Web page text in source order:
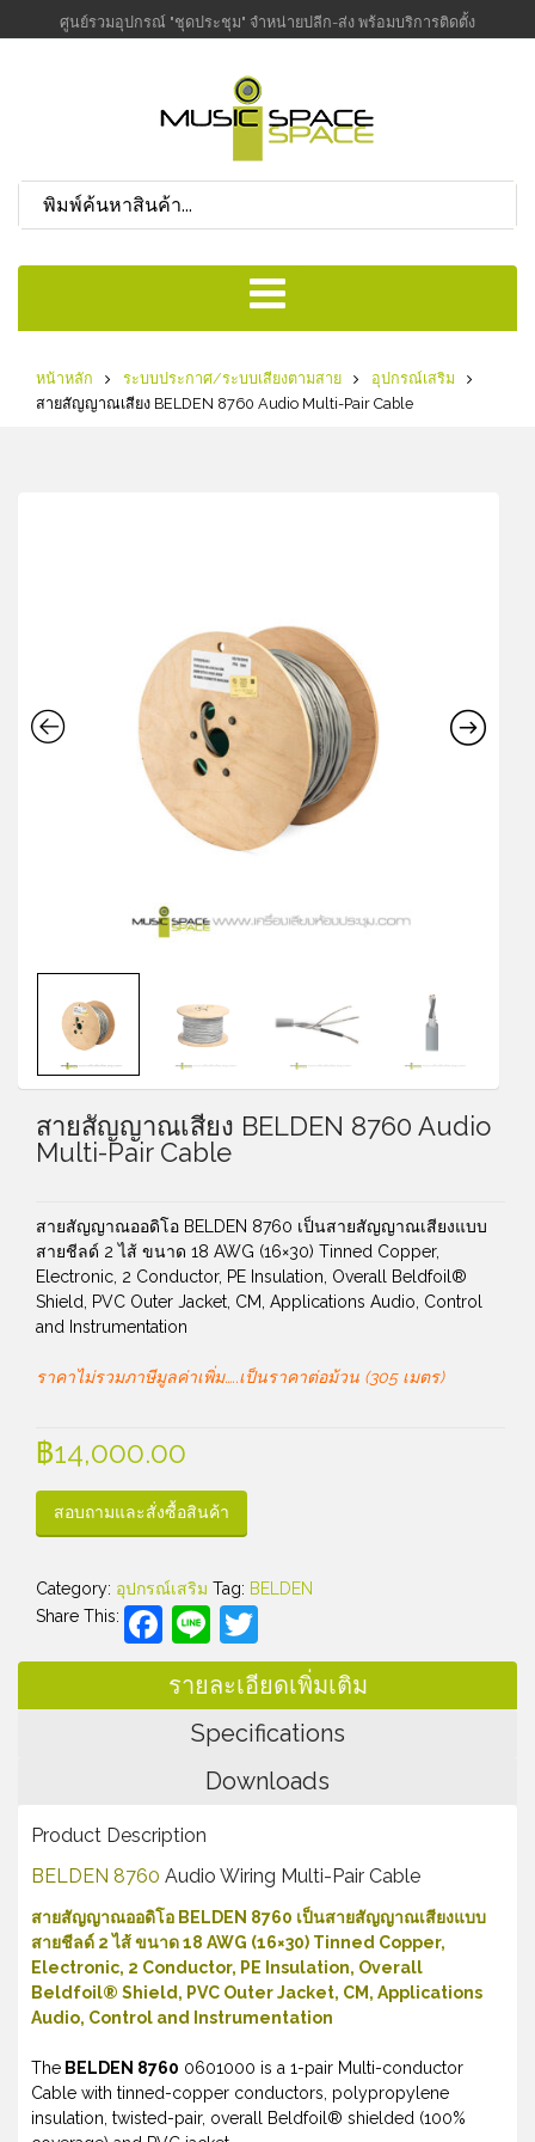
ศูนย์รวมอุปกรณ์ "ชุดประชุม" จำหน่ายปลีก-ส่ง พร้อมบริการติดตั้ง
หน้าหลัก ระบบประกาศ/ระบบเสียงตามสาย
อุปกรณ์เสริม
สายสัญญาณเสียง BELDEN 8760 Audio Multi-Pair Cable
สายสัญญาณเสียง BELDEN 8760 Audio
Multi-Pair Cable
สายสัญญาณออดิโอ BELDEN 8760 เป็นสายสัญญาณเสียงแบบ
สายชีลด์ 2 ไส้ ขนาด 18 AWG (16×30) Tinned Copper,
Electronic, 2 Conductor, PE Insulation, Overall Beldfoil®
Shield, PVC Outer Jacket, CM, Applications Audio, Control
and Instrumentation
ราคาไม่รวมภาษีมูลค่าเพิ่ม…..เป็นราคาต่อม้วน (305 เมตร)
฿14,000.00
สอบถามและสั่งซื้อสินค้า
Category: อุปกรณ์เสริม Tag: BELDEN
Share This:
Facebook
Line
รายละเอียดเพิ่มเติม
Specifications
Downloads
Product Description
BELDEN 8760 Audio Wiring Multi-Pair Cable
สายสัญญาณออดิโอ BELDEN 8760 เป็นสายสัญญาณเสียงแบบ
สายชีลด์ 2 ไส้ ขนาด 18 AWG (16×30) Tinned Copper,
Electronic, 2 Conductor, PE Insulation, Overall
Beldfoil® Shield, PVC Outer Jacket, CM, Applications
Audio, Control and Instrumentation
The BELDEN 8760 0601000 is a 1-pair Multi-conductor
Cable with tinned-copper conductors, polypropylene
insulation, twisted-pair, overall Beldfoil® shielded (100%